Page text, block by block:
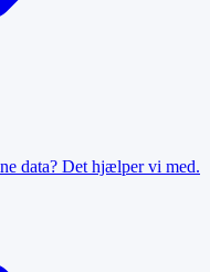
data? Det hjælper vi med.